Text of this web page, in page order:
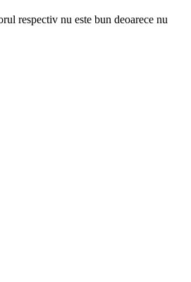
respectiv nu este bun deoarece nu